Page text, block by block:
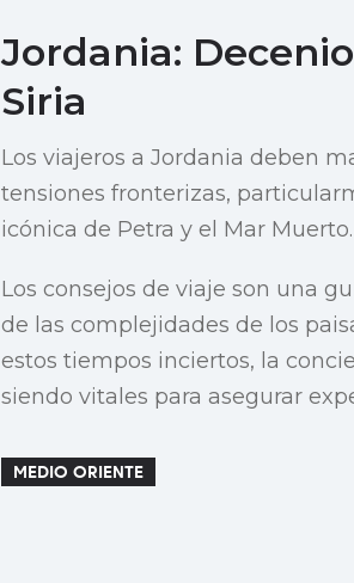
Jordania:
Siria
Los viajeros a Jordania deben
tensiones fronterizas,
icónica de Petra y el Mar Muerto.
Los consejos de viaje son una
de las complejidades de los
estos tiempos inciertos, la
siendo vitales para asegurar
MEDIO ORIENTE